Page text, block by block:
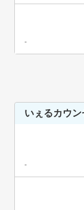
-
いぇるカウ
-